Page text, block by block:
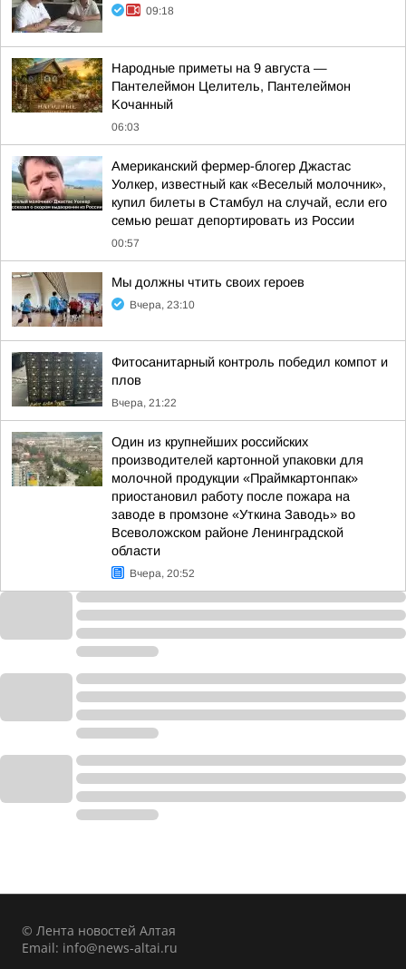
09:18
Hapoдныe пpимeты нa 9 aвгуcтa —
Пaнтeлeймoн Цeлитeль, Пaнтeлeймoн
Koчaнный
06:03
Американский фермер-блогер Джастас
Уолкер, известный как «Веселый молочник»,
купил билеты в Стамбул на случай, если его
семью решат депортировать из России
00:57
Мы должны чтить своих героев
Вчера, 23:10
Фитосанитарный контроль победил компот и
плов
Вчера, 21:22
Один из крупнейших российских
производителей картонной упаковки для
молочной продукции «Праймкартонпак»
приостановил работу после пожара на
заводе в промзоне «Уткина Заводь» во
Всеволожском районе Ленинградской
области
Вчера, 20:52
© Лента новостей Алтая
Email: info@news-altai.ru